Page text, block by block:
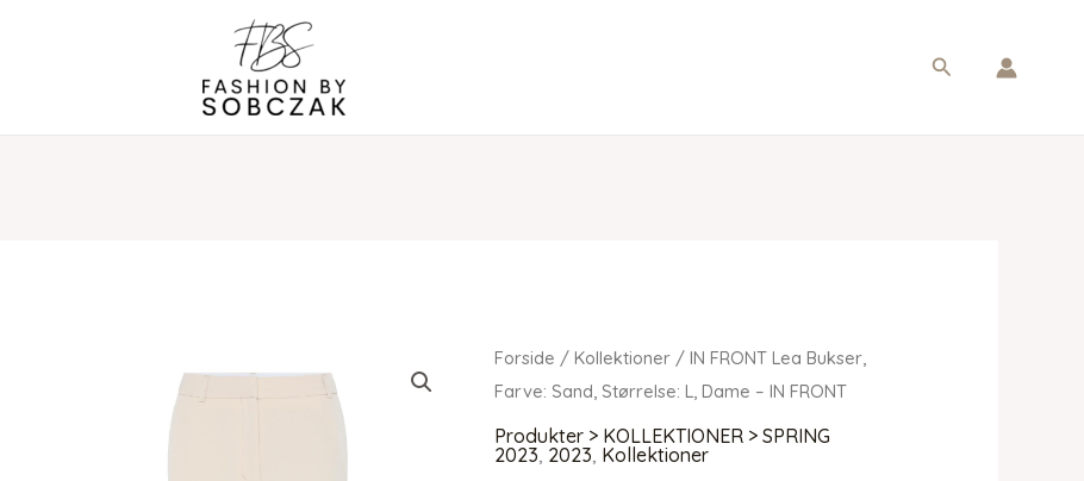
Søg
Forside /Kollektioner / IN FRONT Lea Bukser,
Farve: Sand, Størrelse: L, Dame – IN FRONT
Produkter > KOLLEKTIONER > SPRING
2023, 2023, Kollektioner